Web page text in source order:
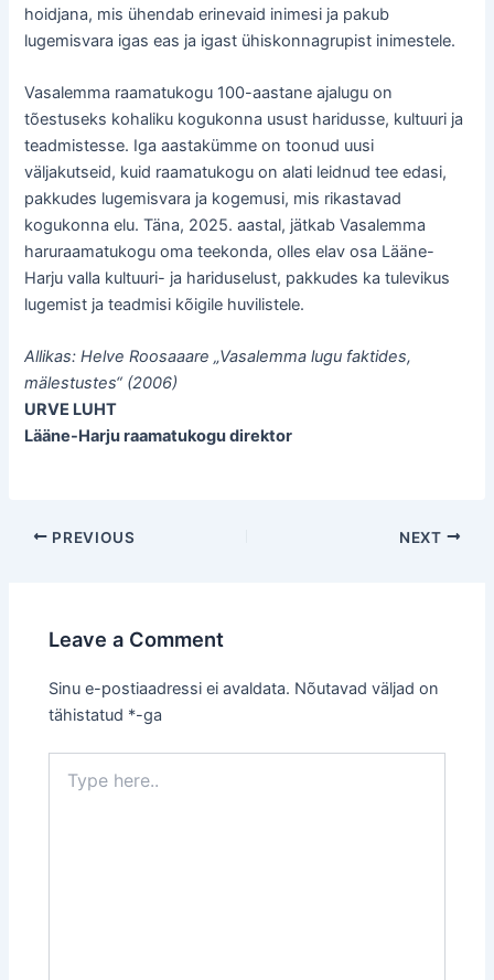
hoidjana, mis ühendab erinevaid inimesi ja pakub
lugemisvara igas eas ja igast ühiskonnagrupist inimestele.
Vasalemma raamatukogu 100-aastane ajalugu on
tõestuseks kohaliku kogukonna usust haridusse, kultuuri ja
teadmistesse. Iga aastakümme on toonud uusi
väljakutseid, kuid raamatukogu on alati leidnud tee edasi,
pakkudes lugemisvara ja kogemusi, mis rikastavad
kogukonna elu. Täna, 2025. aastal, jätkab Vasalemma
haruraamatukogu oma teekonda, olles elav osa Lääne-
Harju valla kultuuri- ja hariduselust, pakkudes ka tulevikus
lugemist ja teadmisi kõigile huvilistele.
Allikas: Helve Roosaaare „Vasalemma lugu faktides,
mälestustes“ (2006)
URVE LUHT
Lääne-Harju raamatukogu direktor
Post
PREVIOUS NEXT
Leave a Comment
Sinu e-postiaadressi ei avaldata. Nõutavad väljad on
tähistatud *-ga
here..